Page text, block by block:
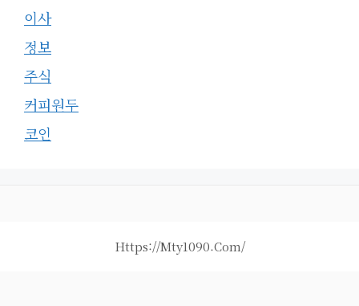
이사
정보
주식
커피원두
코인
Https://mty1090.com/